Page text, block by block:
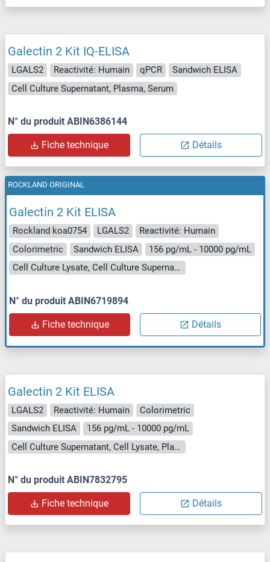
Galectin 2 Kit IQ-ELISA
LGALS2 Reactivité: Humain qPCR
Sandwich ELISA
Cell Culture Supernatant, Plasma, Serum
N° du produit ABIN6386144
Fiche technique Détails
Galectin 2 Kit ELISA
Rockland koa0754 LGALS2
Reactivité: Humain
Colorimetric
Sandwich ELISA
156 pg/mL - 10000 pg/mL
Cell Culture Lysate, Cell Culture Supernatant, Plasma (EDTA - heparin), Serum, Tissue Homogenate
N° du produit ABIN6719894
Fiche technique Détails
ROCKLAND ORIGINAL
Galectin 2 Kit ELISA
LGALS2 Reactivité: Humain
Colorimetric
Sandwich ELISA
156 pg/mL - 10000 pg/mL
Cell Culture Supernatant, Cell Lysate, Plasma (EDTA), Plasma (heparin), Serum
N° du produit ABIN7832795
Fiche technique Détails